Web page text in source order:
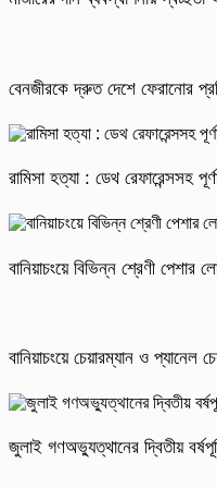
বেনজীরকে দ্রুত দেশে ফেরানোর
রামিসা হত্যা : ডেথ রেফারেন্সসহ
বানিয়াচংয়ে বিভিন্ন শ্রেণী
বানিয়াচংয়ে চেয়ারম্যান ও প্যানেল
জুলাই গণঅভ্যুত্থানের দ্বিতীয়